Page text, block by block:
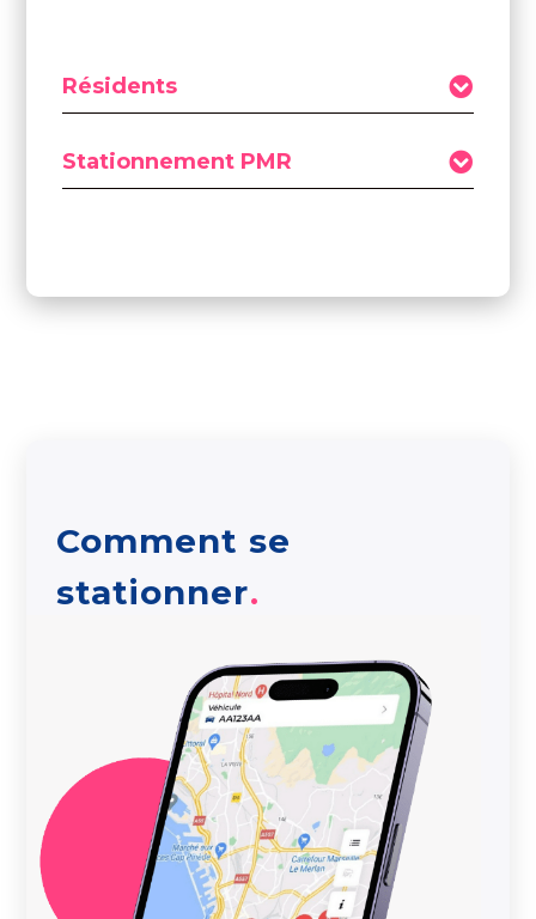
Résidents
Stationnement PMR
Comment se
stationner